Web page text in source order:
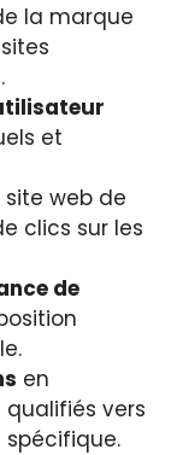
la marque
et
site web de
clics sur les
de
en
vers